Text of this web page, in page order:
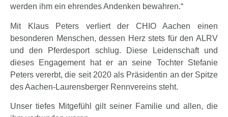
werden ihm ein ehrendes Andenken bewahren.“
Mit Klaus Peters verliert der CHIO Aachen einen
besonderen Menschen, dessen Herz stets für den ALRV
und den Pferdesport schlug. Diese Leidenschaft und
dieses Engagement hat er an seine Tochter Stefanie
Peters vererbt, die seit 2020 als Präsidentin an der Spitze
des Aachen-Laurensberger Rennvereins steht.
Unser tiefes Mitgefühl gilt seiner Familie und allen, die